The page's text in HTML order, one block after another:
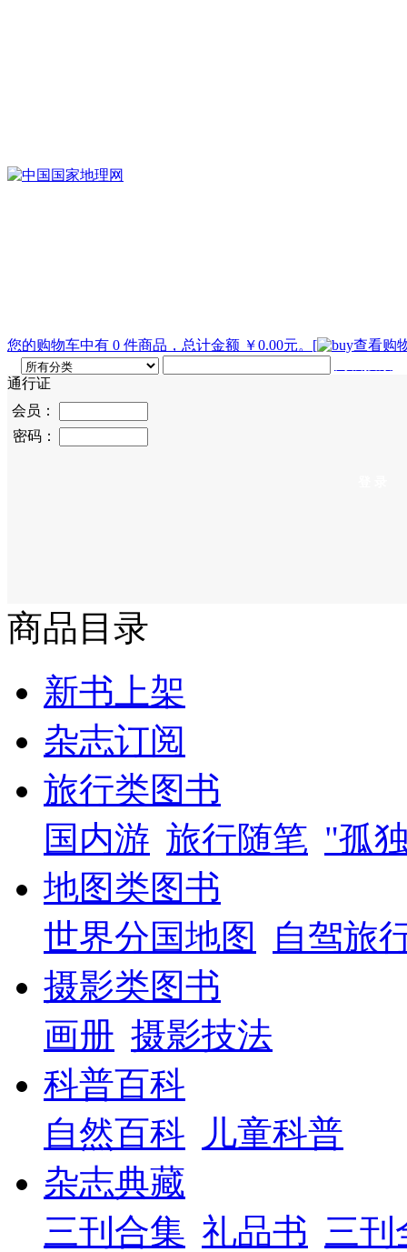
您的购物车中有 0 件商品，总计金额 ￥0.00元。 [
查看购
通行证
会员：
密码：
商品目录
新书上架
杂志订阅
旅行类图书
国内游 旅行随笔 "孤
地图类图书
世界分国地图
自驾旅
摄影类图书
画册 摄影技法
科普百科
自然百科
儿童科普
杂志典藏
三刊合集 礼品书 三刊